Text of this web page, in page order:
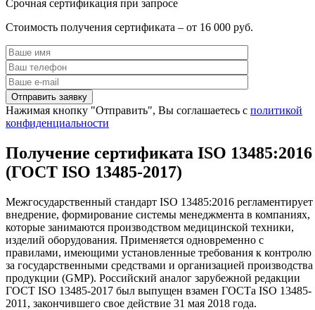
Срочная сертификация при запросе
Стоимость получения сертификата – от 16 000 руб.
Нажимая кнопку "Отправить", Вы соглашаетесь с политикой
конфиденциальности
Получение сертификата ISO 13485:2016
(ГОСТ ISO 13485-2017)
Межгосударственный стандарт ISO 13485:2016 регламентирует
внедрение, формирование системы менеджмента в компаниях,
которые занимаются производством медицинской техники,
изделий оборудования. Применяется одновременно с
правилами, имеющими установленные требования к контролю
за государственными средствами и организацией производства
продукции (GMP). Российский аналог зарубежной редакции
ГОСТ ISO 13485-2017 был выпущен взамен ГОСТа ISO 13485-
2011, закончившего свое действие 31 мая 2018 года.